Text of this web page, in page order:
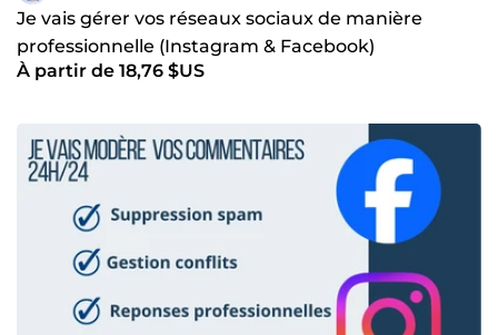
Je vais gérer vos réseaux sociaux de manière
professionnelle (Instagram & Facebook)
À partir de 18,76 $US